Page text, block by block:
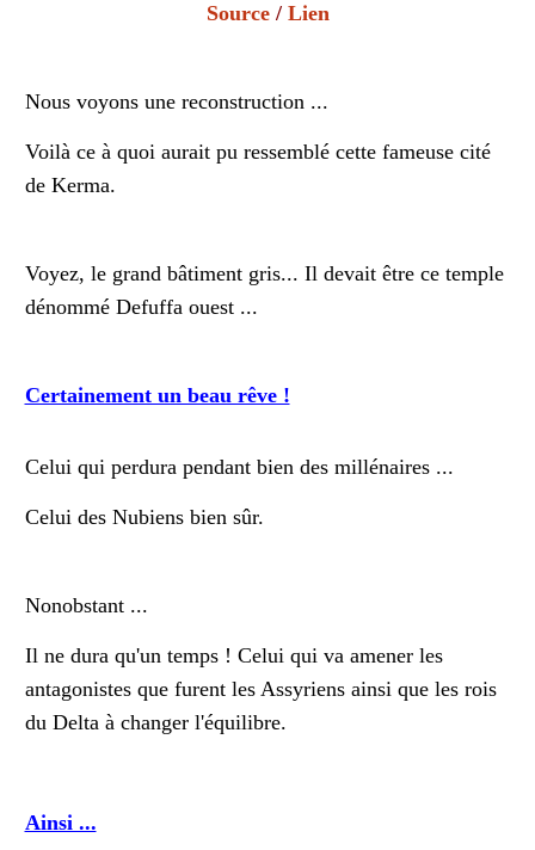
Source/ Lien
Nous voyons une reconstruction ...
Voilà ce à quoi aurait pu ressemblé cette fameuse cité
de Kerma.
Voyez, le grand bâtiment gris... Il devait être ce temple
dénommé Defuffa ouest ...
Certainement un beau rêve !
Celui qui perdura pendant bien des millénaires ...
Celui des Nubiens bien sûr.
Nonobstant ...
Il ne dura qu'un temps ! Celui qui va amener les
antagonistes que furent les Assyriens ainsi que les rois
du Delta à changer l'équilibre.
Ainsi ...